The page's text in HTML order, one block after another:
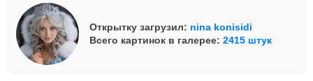
Открытку загрузил: nina konisidi
Всего картинок в галерее: 2415 штук